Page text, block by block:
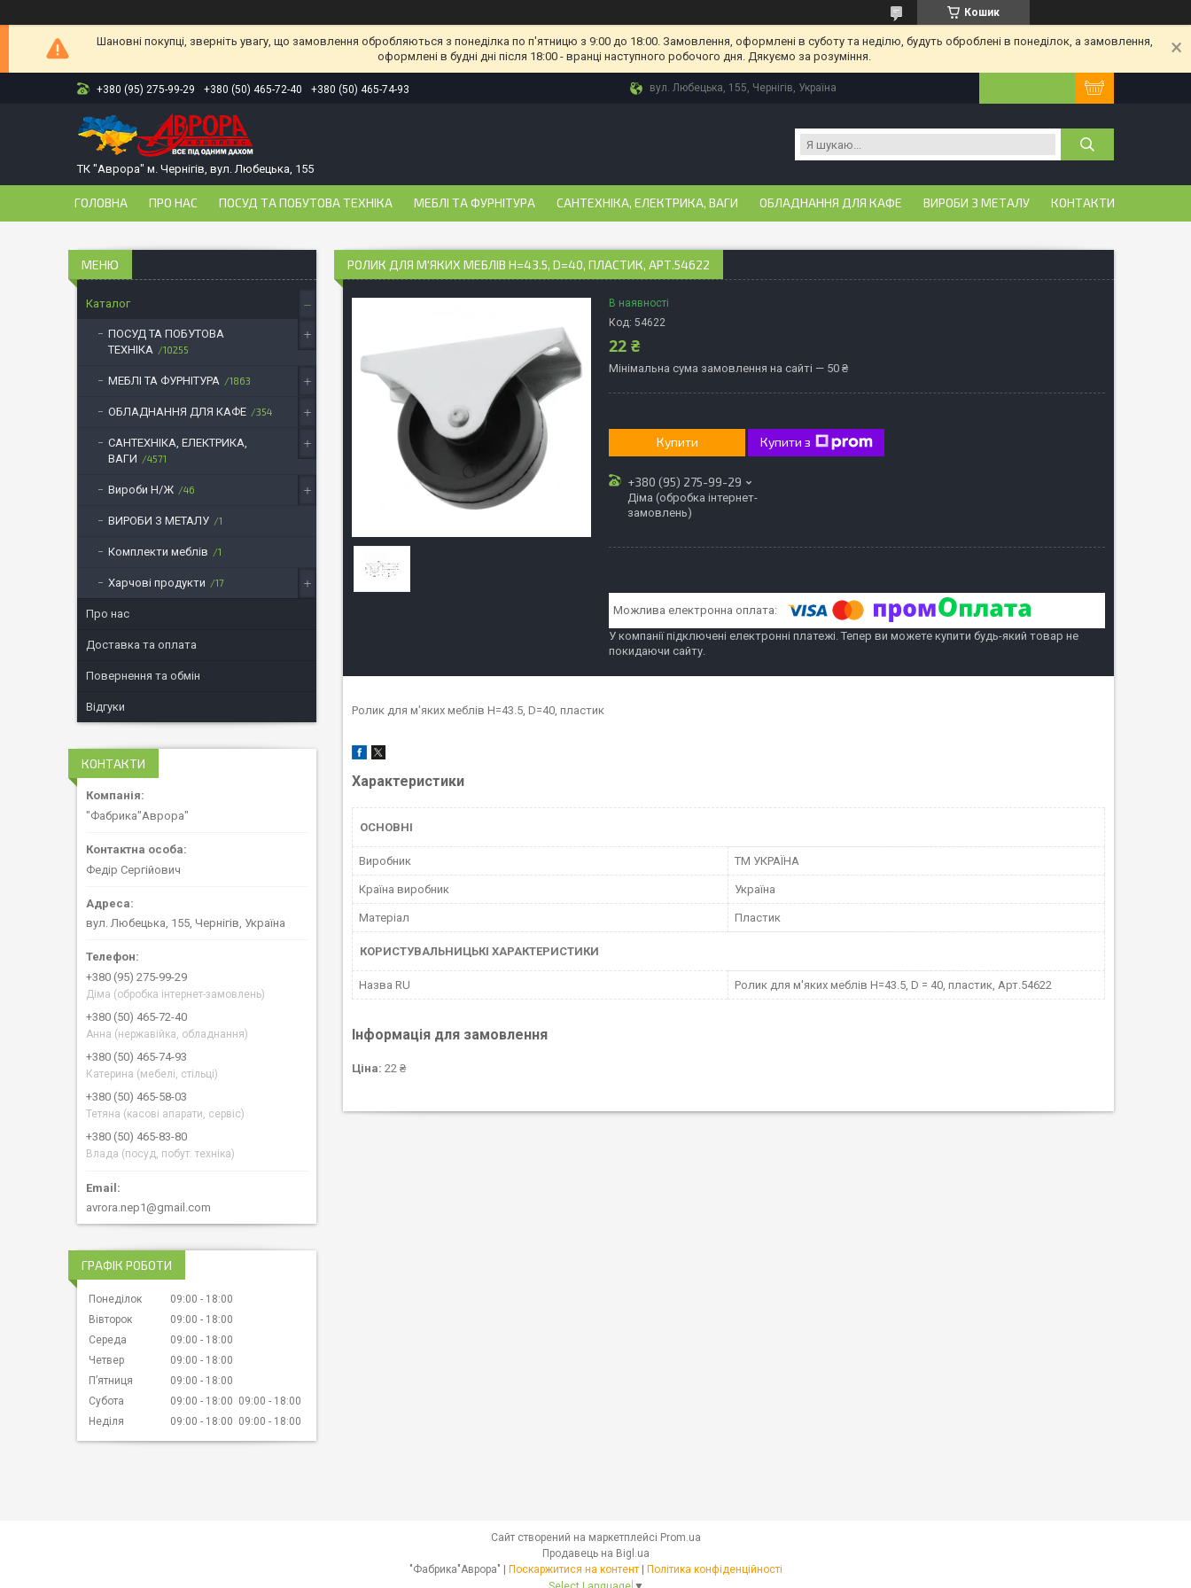
Кошик
Шановні покупці, зверніть увагу, що замовлення обробляються з понеділка по п'ятницю з 9:00 до 18:00. Замовлення, оформлені в суботу та неділю, будуть оброблені в понеділок, а замовлення,
оформлені в будні дні після 18:00 - вранці наступного робочого дня. Дякуємо за розуміння.
+380 (95) 275-99-29 +380 (50) 465-72-40 +380 (50) 465-74-93 вул. Любецька, 155, Чернігів, Україна
ТК "Аврора" м. Чернігів, вул. Любецька, 155
ГОЛОВНА ПРО НАС ПОСУД ТА ПОБУТОВА ТЕХНІКА МЕБЛІ ТА ФУРНІТУРА САНТЕХНІКА, ЕЛЕКТРИКА, ВАГИ ОБЛАДНАННЯ ДЛЯ КАФЕ ВИРОБИ З МЕТАЛУ КОНТАКТИ
РОЛИК ДЛЯ М'ЯКИХ МЕБЛІВ H=43.5, D=40, ПЛАСТИК, АРТ.54622
В наявності
Код: 54622
22 ₴
Мінімальна сума замовлення на сайті — 50 ₴
Купити Купити з
+380 (95) 275-99-29
Діма (обробка інтернет-
замовлень)
У компанії підключені електронні платежі. Тепер ви можете купити будь-який товар не
покидаючи сайту.
Ролик для м'яких меблів H=43.5, D=40, пластик
Характеристики
ОСНОВНІ
Виробник ТМ УКРАЇНА
Країна виробник Україна
Матеріал Пластик
КОРИСТУВАЛЬНИЦЬКІ ХАРАКТЕРИСТИКИ
Назва RU Ролик для м'яких меблів H=43.5, D = 40, пластик, Арт.54622
Інформація для замовлення
Ціна: 22 ₴
Каталог
ПОСУД ТА ПОБУТОВА
ТЕХНІКА
10255
МЕБЛІ ТА ФУРНІТУРА 1863
ОБЛАДНАННЯ ДЛЯ КАФЕ 354
САНТЕХНІКА, ЕЛЕКТРИКА,
ВАГИ
4571
Вироби Н/Ж 46
ВИРОБИ З МЕТАЛУ 1
Комплекти меблів 1
Харчові продукти 17
Про нас
Доставка та оплата
Повернення та обмін
Відгуки
КОНТАКТИ
"Фабрика"Аврора"
Федір Сергійович
вул. Любецька, 155, Чернігів, Україна
+380 (95) 275-99-29
Діма (обробка інтернет-замовлень)
+380 (50) 465-72-40
Анна (нержавійка, обладнання)
+380 (50) 465-74-93
Катерина (мебелі, стільці)
+380 (50) 465-58-03
Тетяна (касові апарати, сервіс)
+380 (50) 465-83-80
Влада (посуд, побут. техніка)
avrora.nep1@gmail.com
ГРАФІК РОБОТИ
Понеділок 09:00
18:00
Вівторок
09:00
18:00
Середа
09:00
18:00
Четвер
09:00
18:00
Пʼятниця
09:00
18:00
Субота
09:00 18:00 09:00
18:00
Неділя
09:00 18:00 09:00 18:00
Сайт створений на маркетплейсі Prom.ua
Продавець на Bigl.ua
Поскаржитися на контент
Політика конфіденційності